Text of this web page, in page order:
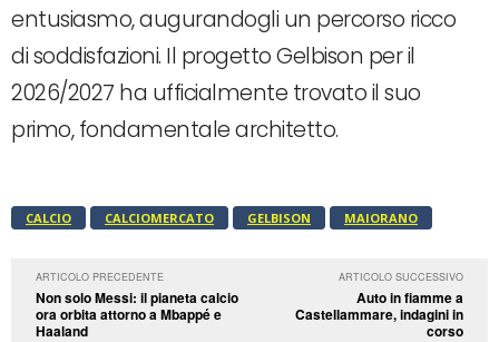
entusiasmo, augurandogli un percorso ricco
di soddisfazioni. Il progetto Gelbison per il
2026/2027 ha ufficialmente trovato il suo
primo, fondamentale architetto.
CALCIO CALCIOMERCATO GELBISON MAIORANO
ARTICOLO PRECEDENTE
Non solo Messi: il pianeta calcio
ora orbita attorno a Mbappé e
Haaland
ARTICOLO SUCCESSIVO
Auto in fiamme a
Castellammare, indagini in
corso